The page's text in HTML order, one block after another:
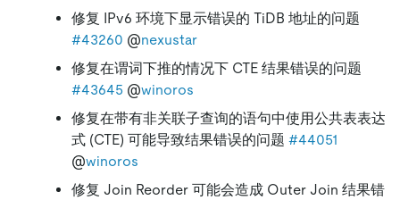
修复 IPv6 环境下显示错误的 TiDB 地址的问题
#43260 @nexustar
修复在谓词下推的情况下 CTE 结果错误的问题
#43645 @winoros
修复在带有非关联子查询的语句中使用公共表表达
式 (CTE) 可能导致结果错误的问题 #44051
@winoros
修复 Join Reorder 可能会造成 Outer Join 结果错